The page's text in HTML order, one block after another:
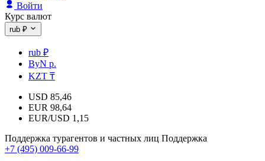
Войти
Курс валют
rub ₽
rub ₽
ByN р.
KZT ₸
USD 85,46
EUR 98,64
EUR/USD 1,15
Поддержка турагентов и частных лиц Поддержка
+7 (495) 009-66-99